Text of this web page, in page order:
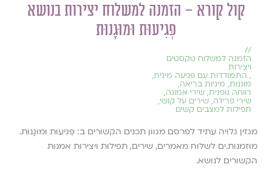
קול קורא – הזמנה למשלוח יצירות בנושא
פְּגִיעוּת וּמוּגָנוּת
//
הזמנה למשלוח טקסטים
ויצירות
, התמודדות עם פגיעה מינית,
מוגנות, מיניות בריאה,
רווחה גופנית, שירי אמונה,
שירי פרידה, שירים על קושי,
תפילות למצבים קשים
מגזין גלויה עתיד לפרסם מגוון תכנים הקשורים ב: פְּגִיעוּת וּמוּגָנוּת.
מוזמנות.ים לשלוח מאמרים, שירים, תפילות ויצירות אמנות
הקשורים לנושא.